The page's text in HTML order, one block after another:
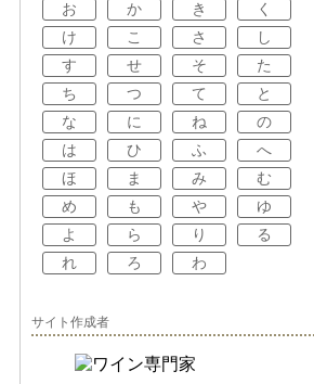
お
か き
く
け
こ さ
し
す
せ そ
た
ち
つ て
と
な
に ね
の
は
ひ ふ
へ
ほ
ま み
む
め
も や
ゆ
よ
ら り
る
れ
ろ わ
サイト作成者